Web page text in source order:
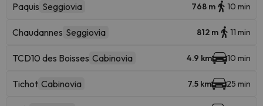
Paquis Seggiovia 768 m 10 min
Chaudannes Seggiovia 812 m 11 min
TCD10 des Boisses Cabinovia 4.9 km 10 min
Tichot Cabinovia 7.5 km 25 min